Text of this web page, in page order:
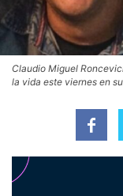
Claudio Miguel
la vida este viernes en